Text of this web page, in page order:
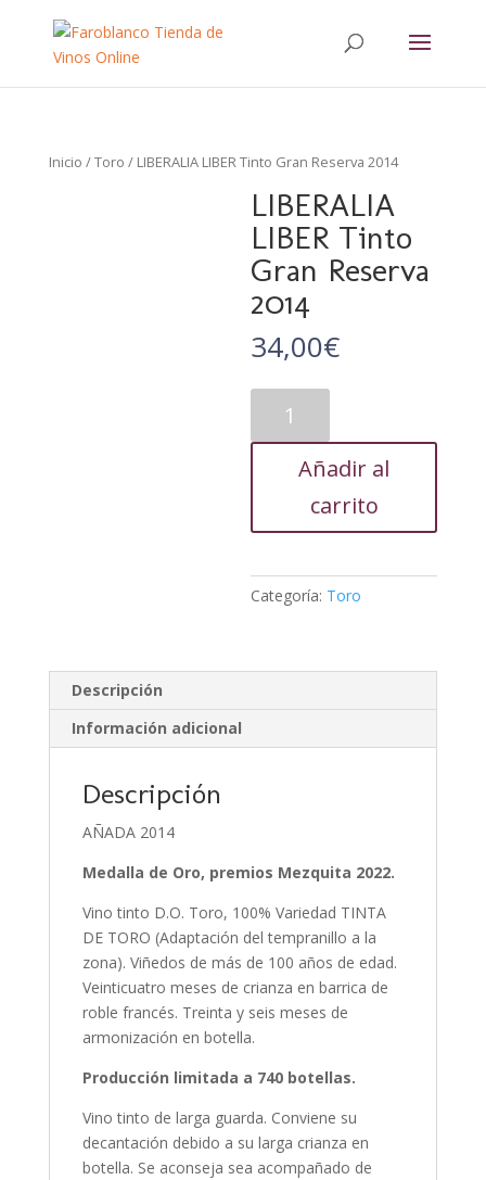
Inicio /Toro / LIBERALIA LIBER Tinto Gran Reserva 2014
LIBERALIA
LIBER Tinto
Gran Reserva
2014
34,00€
LIBER
Tinto
2014
Añadir al
carrito
Categoría: Toro
Descripción
Información adicional
Descripción
AÑADA 2014
Medalla de Oro, premios Mezquita 2022.
Vino tinto D.O. Toro, 100% Variedad TINTA
DE TORO (Adaptación del tempranillo a la
zona). Viñedos de más de 100 años de edad.
Veinticuatro meses de crianza en barrica de
roble francés. Treinta y seis meses de
armonización en botella.
Producción limitada a 740 botellas.
Vino tinto de larga guarda. Conviene su
decantación debido a su larga crianza en
botella. Se aconseja sea acompañado de